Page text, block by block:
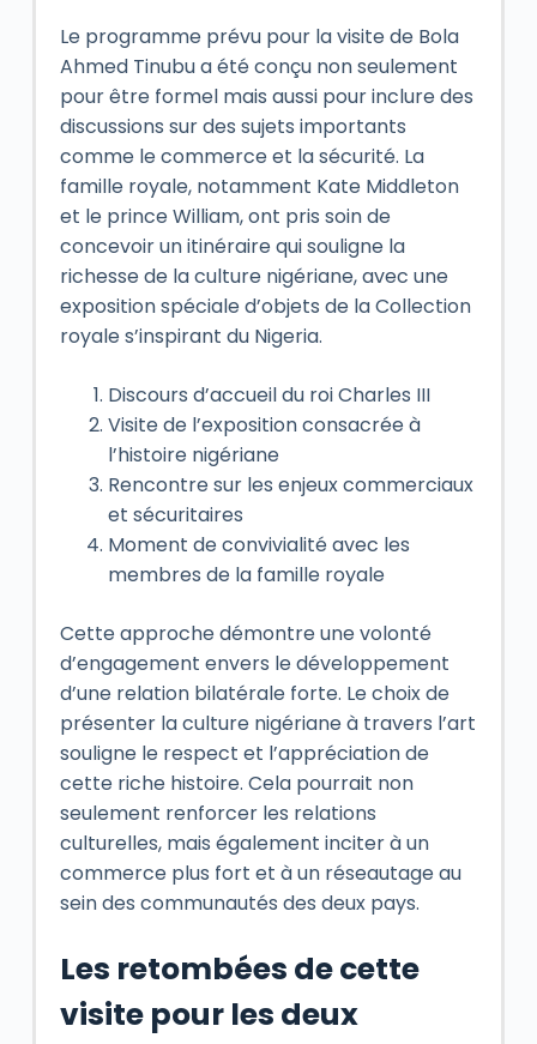
Le programme prévu pour la visite de Bola
Ahmed Tinubu a été conçu non seulement
pour être formel mais aussi pour inclure des
discussions sur des sujets importants
comme le commerce et la sécurité. La
famille royale, notamment Kate Middleton
et le prince William, ont pris soin de
concevoir un itinéraire qui souligne la
richesse de la culture nigériane, avec une
exposition spéciale d’objets de la Collection
royale s’inspirant du Nigeria.
Discours d’accueil du roi Charles III
Visite de l’exposition consacrée à
l’histoire nigériane
Rencontre sur les enjeux commerciaux
et sécuritaires
Moment de convivialité avec les
membres de la famille royale
Cette approche démontre une volonté
d’engagement envers le développement
d’une relation bilatérale forte. Le choix de
présenter la culture nigériane à travers l’art
souligne le respect et l’appréciation de
cette riche histoire. Cela pourrait non
seulement renforcer les relations
culturelles, mais également inciter à un
commerce plus fort et à un réseautage au
sein des communautés des deux pays.
Les retombées de cette
visite pour les deux